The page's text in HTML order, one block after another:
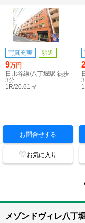
写真充実 駅近
9万円
日比谷線/八丁堀駅 徒歩
3分
1R/20.61㎡
お問合せする
お気に入り
メゾンドヴィレ八丁